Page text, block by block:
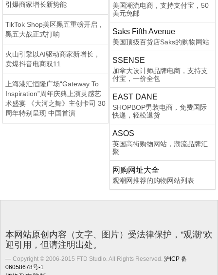
引爆商家增长新势能
TikTok Shop美区黑五重磅开启，
黑五大战正式打响
火山引擎以AI驱动商家新增长，
卖爆抖音电商双11
上海港汇恒隆广场“Gateway To
Inspiration”周年庆典上演灵感艺
术盛宴 《大河之舞》主创卡司 30
周年特别呈现 中国首演
美国潮流电商，支持支付宝，50
美元免邮
Saks Fifth Avenue
美国顶级百货店Saks的购物网站
SSENSE
加拿大设计师品牌电商，支持支
付宝，一价全包
EAST DANE
SHOPBOP男装电商，免费国际
快递，轻松退货
ASOS
英国高街购物网站，潮流品牌汇
聚
网购网址大全
观潮网推荐的购物网站列表
本网站原创内容（文字、图片）受法律保护，"观潮"欢
迎引用，但请注明出处。
Copyright © 2006-2015 FTD Studio. All Rights Reserved. 沪ICP 备
06058678号-1